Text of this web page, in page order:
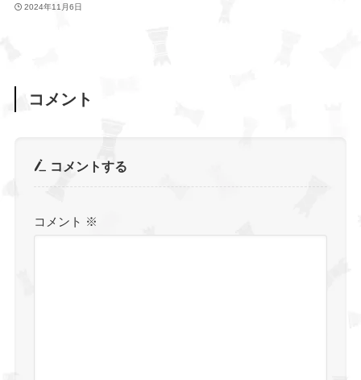
2024年11月6日
コメント
コメントする
コメント ※